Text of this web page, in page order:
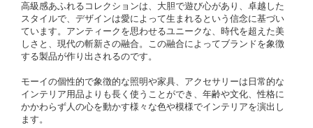
高級感あふれるコレクションは、大胆で遊び心があり、卓越した
スタイルで、デザインは愛によって生まれるという信念に基づい
ています。アンティークを思わせるユニークな、時代を超えた美
しさと、現代の斬新さの融合。この融合によってブランドを象徴
する製品が作り出されるのです。
モーイの個性的で象徴的な照明や家具、アクセサリーは日常的な
インテリア用品よりも長く使うことができ、年齢や文化、性格に
かかわらず人の心を動かす様々な色や模様でインテリアを演出し
ます。